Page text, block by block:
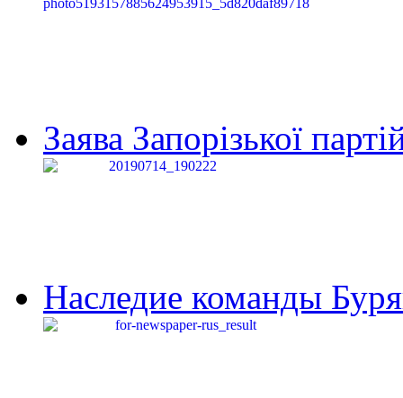
Заява Запорізької
Наследие команды